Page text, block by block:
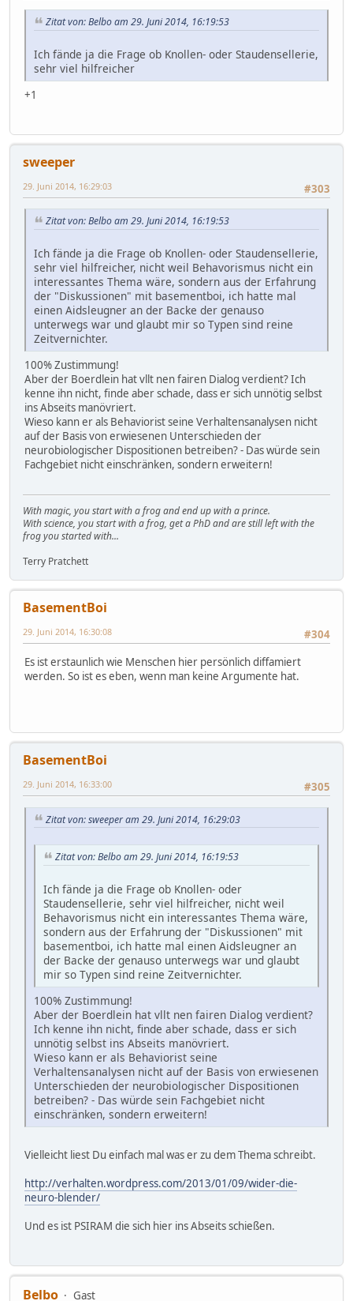
Zitat von: Belbo am 29. Juni 2014, 16:19:53
Ich fände ja die Frage ob Knollen- oder Staudensellerie,
sehr viel hilfreicher
+1
sweeper
#303
29. Juni 2014, 16:29:03
Zitat von: Belbo am 29. Juni 2014, 16:19:53
Ich fände ja die Frage ob Knollen- oder Staudensellerie,
sehr viel hilfreicher, nicht weil Behavorismus nicht ein
interessantes Thema wäre, sondern aus der Erfahrung
der "Diskussionen" mit basementboi, ich hatte mal
einen Aidsleugner an der Backe der genauso
unterwegs war und glaubt mir so Typen sind reine
Zeitvernichter.
100% Zustimmung!
Aber der Boerdlein hat vllt nen fairen Dialog verdient? Ich
kenne ihn nicht, finde aber schade, dass er sich unnötig selbst
ins Abseits manövriert.
Wieso kann er als Behaviorist seine Verhaltensanalysen nicht
auf der Basis von erwiesenen Unterschieden der
neurobiologischer Dispositionen betreiben? - Das würde sein
Fachgebiet nicht einschränken, sondern erweitern!
With magic, you start with a frog and end up with a prince.
With science, you start with a frog, get a PhD and are still left with the
frog you started with...
Terry Pratchett
BasementBoi
#304
29. Juni 2014, 16:30:08
Es ist erstaunlich wie Menschen hier persönlich diffamiert
werden. So ist es eben, wenn man keine Argumente hat.
BasementBoi
#305
29. Juni 2014, 16:33:00
Zitat von: sweeper am 29. Juni 2014, 16:29:03
Zitat von: Belbo am 29. Juni 2014, 16:19:53
Ich fände ja die Frage ob Knollen- oder
Staudensellerie, sehr viel hilfreicher, nicht weil
Behavorismus nicht ein interessantes Thema wäre,
sondern aus der Erfahrung der "Diskussionen" mit
basementboi, ich hatte mal einen Aidsleugner an
der Backe der genauso unterwegs war und glaubt
mir so Typen sind reine Zeitvernichter.
100% Zustimmung!
Aber der Boerdlein hat vllt nen fairen Dialog verdient?
Ich kenne ihn nicht, finde aber schade, dass er sich
unnötig selbst ins Abseits manövriert.
Wieso kann er als Behaviorist seine
Verhaltensanalysen nicht auf der Basis von erwiesenen
Unterschieden der neurobiologischer Dispositionen
betreiben? - Das würde sein Fachgebiet nicht
einschränken, sondern erweitern!
Vielleicht liest Du einfach mal was er zu dem Thema schreibt.
http://verhalten.wordpress.com/2013/01/09/wider-die-
neuro-blender/
Und es ist PSIRAM die sich hier ins Abseits schießen.
Belbo Gast